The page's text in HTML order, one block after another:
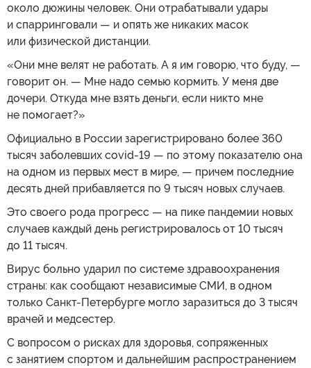
около дюжины человек. Они отрабатывали удары
и спарринговали — и опять же никаких масок
или физической дистанции.
«Они мне велят не работать. А я им говорю, что буду, —
говорит он. — Мне надо семью кормить. У меня две
дочери. Откуда мне взять деньги, если никто мне
не помогает?»
Официально в России зарегистрировано более 360
тысяч заболевших covid-19 — по этому показателю она
на одном из первых мест в мире, — причем последние
десять дней прибавляется по 9 тысяч новых случаев.
Это своего рода прогресс — на пике пандемии новых
случаев каждый день регистрировалось от 10 тысяч
до 11 тысяч.
Вирус больно ударил по системе здравоохранения
страны: как сообщают независимые СМИ, в одном
только Санкт-Петербурге могло заразиться до 3 тысяч
врачей и медсестер.
С вопросом о рисках для здоровья, сопряженных
с занятием спортом и дальнейшим распространением